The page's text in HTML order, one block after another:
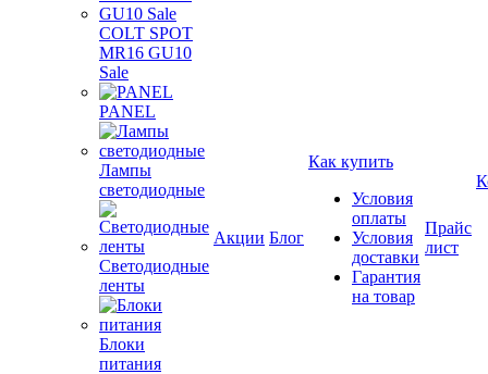
COLT SPOT
MR16 GU10
Sale
PANEL
Лампы
светодиодные
Светодиодные
ленты
Блоки
питания
Акции Блог
Как купить
Условия
оплаты
Условия
доставки
Гарантия
на товар
Прайс
лист